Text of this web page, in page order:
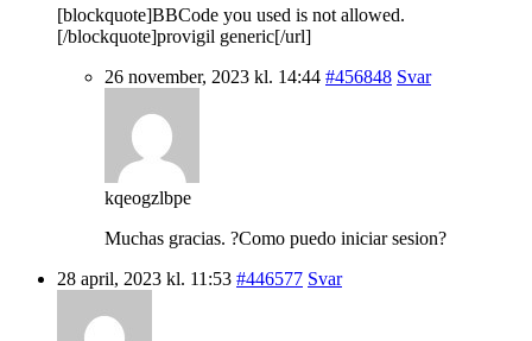
[blockquote]BBCode you used is not allowed.
[/blockquote]provigil generic[/url]
26 november, 2023 kl. 14:44 #456848 Svar
kqeogzlbpe
Muchas gracias. ?Como puedo iniciar sesion?
28 april, 2023 kl. 11:53 #446577 Svar